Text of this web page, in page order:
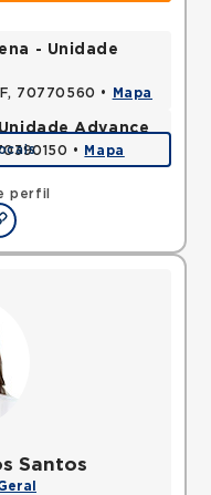
perfil
- Unidade
70770560 • Mapa
Advance
• Mapa
Santos